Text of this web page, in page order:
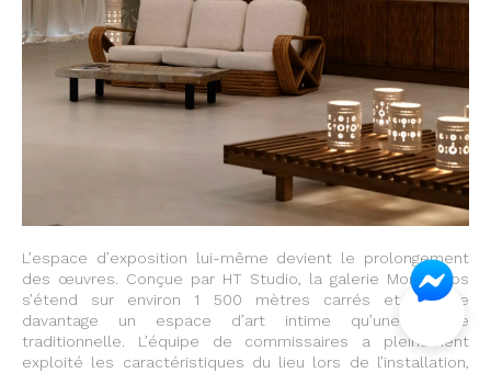
L’espace d’exposition lui-même devient le prolongement
des œuvres. Conçue par HT Studio, la galerie Monokeros
s’étend sur environ 1 500 mètres carrés et évoque
davantage un espace d’art intime qu’une galerie
traditionnelle. L’équipe de commissaires a pleinement
exploité les caractéristiques du lieu lors de l’installation,